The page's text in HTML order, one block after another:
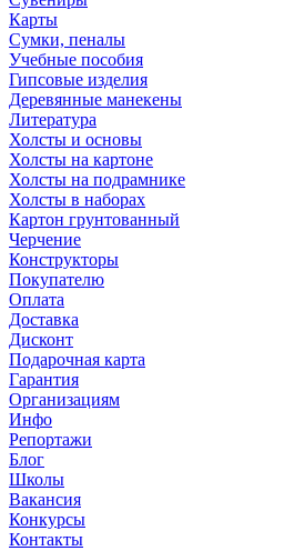
Карты
Сумки, пеналы
Учебные пособия
Гипсовые изделия
Деревянные манекены
Литература
Холсты и основы
Холсты на картоне
Холсты на подрамнике
Холсты в наборах
Картон грунтованный
Черчение
Конструкторы
Покупателю
Оплата
Доставка
Дисконт
Подарочная карта
Гарантия
Организациям
Инфо
Репортажи
Блог
Школы
Вакансия
Конкурсы
Контакты